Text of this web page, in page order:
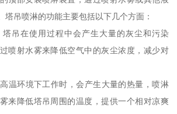
塔吊喷淋的功能主要包括以下几个方面：
吊在使用过程中会产生大量的灰尘和污染
喷射水雾来降低空气中的灰尘浓度，减少对
温环境下工作时，会产生大量的热量，喷淋
来降低塔吊周围的温度，提供一个相对凉爽